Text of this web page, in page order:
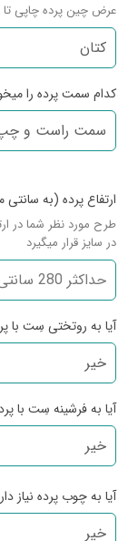
عرض چین پرده چاپی تا ۱۰۰ سانتی متر از پنجره است.
کدام سمت پرده را
ارتفاع پرده (به سانتی
طرح مورد نظر شما در
در سایز قرار میگیرد
آیا به روتختی سِت با
آیا به فرشینه سِت با
آیا به چوب پرده نیاز